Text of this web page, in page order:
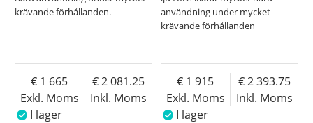
krävande förhållanden.
Exkl. Moms
1 665
Inkl. Moms
2 081.25
I lager
användning under mycket
krävande förhållanden
Exkl. Moms
1 915
Inkl. Moms
2 393.75
I lager